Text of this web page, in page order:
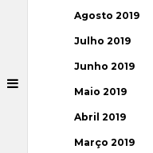
Agosto 2019
Julho 2019
Junho 2019
Maio 2019
Abril 2019
Março 2019